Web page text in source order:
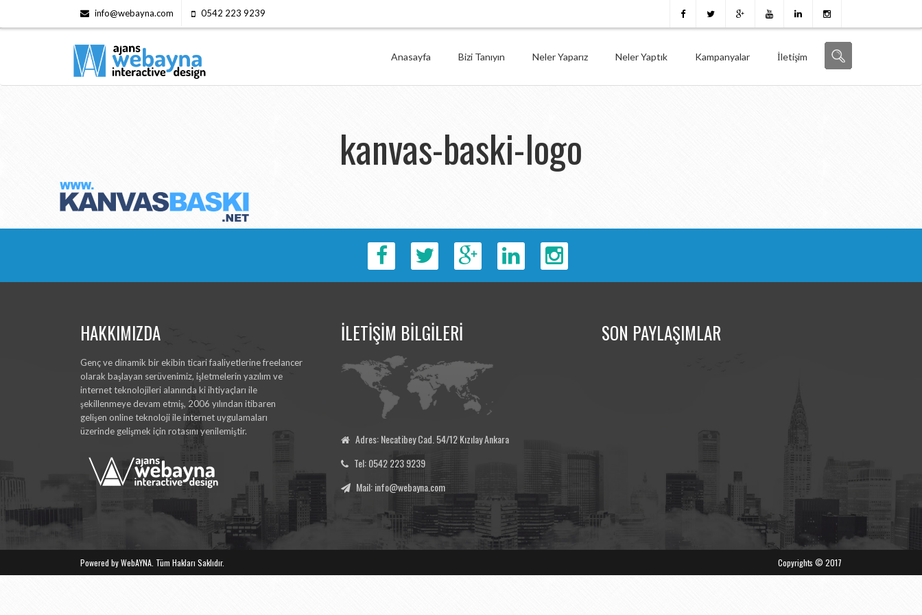
info@webayna.com 0542 223 9239
Anasayfa Bizi Tanıyın Neler Yaparız Neler Yaptık Kampanyalar İletişim
kanvas-baski-logo
HAKKIMIZDA
Genç ve dinamik bir ekibin ticari faaliyetlerine freelancer
olarak başlayan serüvenimiz, işletmelerin yazılım ve
internet teknolojileri alanında ki ihtiyaçları ile
şekillenmeye devam etmiş, 2006 yılından itibaren
gelişen online teknoloji ile internet uygulamaları
üzerinde gelişmek için rotasını yenilemiştir.
İLETİŞİM BİLGİLERİ
Adres: Necatibey Cad. 54/12 Kızılay Ankara
Tel: 0542 223 9239
Mail: info@webayna.com
SON PAYLAŞIMLAR
Powered by WebAYNA. Tüm Hakları Saklıdır. Copyrights © 2017